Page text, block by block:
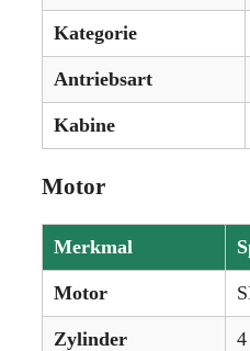
Kategorie
Antriebsart
Kabine
Motor
Merkmal
Motor
Zylinder 4